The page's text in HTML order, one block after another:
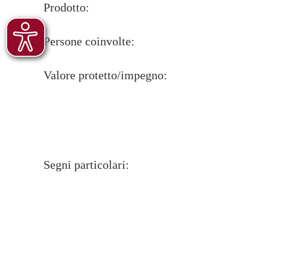
Prodotto:
Persone coinvolte:
Valore protetto/impegno:
Segni particolari: